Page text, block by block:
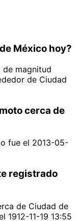
México hoy?
magnitud
de Ciudad
cerca de
fue el 2013-05-
registrado
de Ciudad de
1912-11-19 13:55